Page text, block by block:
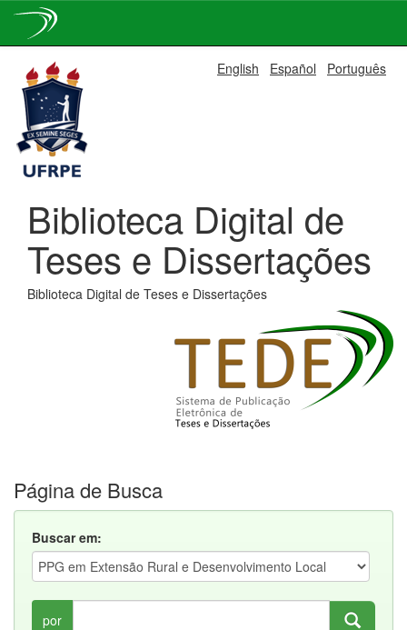
navigation
English Español Português
Biblioteca Digital de
Teses e Dissertações
Biblioteca Digital de Teses e Dissertações
Página de Busca
Buscar em:
por